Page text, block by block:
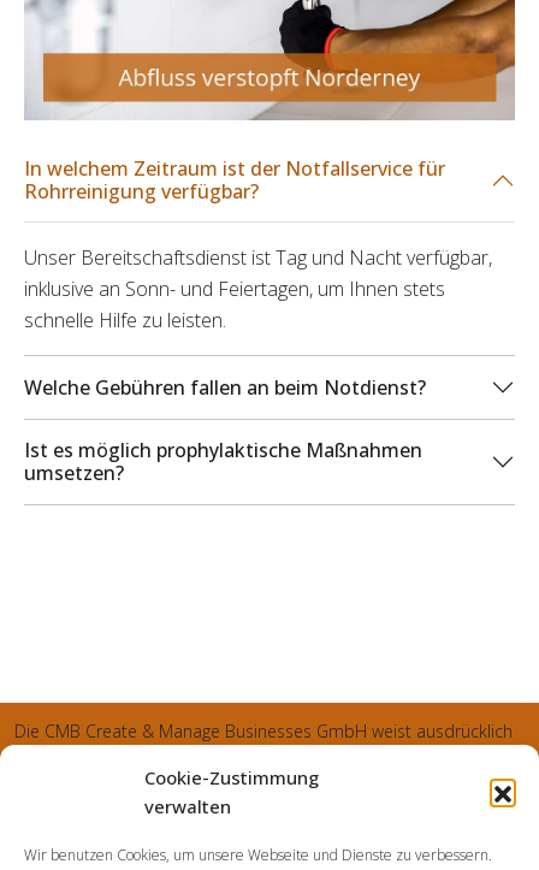
Cookie-Zustimmung
verwalten
Wir benutzen Cookies, um unsere Webseite und Dienste zu verbessern.
In welchem Zeitraum ist der Notfallservice für
Rohrreinigung verfügbar?
Unser Bereitschaftsdienst ist Tag und Nacht verfügbar,
inklusive an Sonn- und Feiertagen, um Ihnen stets
schnelle Hilfe zu leisten.
Welche Gebühren fallen an beim Notdienst?
Ist es möglich prophylaktische Maßnahmen
umsetzen?
Die CMB Create & Manage Businesses GmbH weist ausdrücklich
und sämtliche generierte Aufträge an die SecuPart GmbH
weist nachdrücklich darauf hin, dass wir in manchen Ortschaften